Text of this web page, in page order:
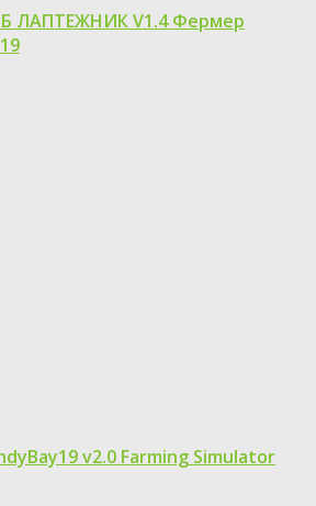
ЛАПТЕЖНИК V1.4 Фермер
v2.0 Farming Simulator